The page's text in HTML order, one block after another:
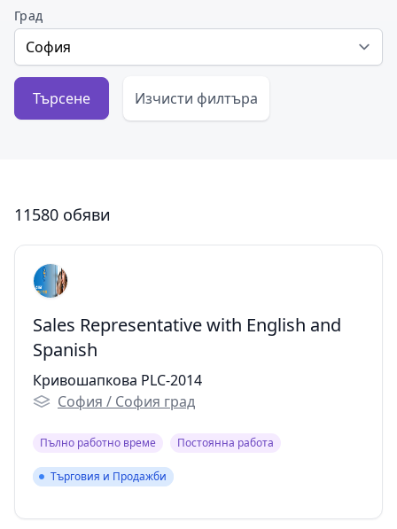
Град
Търсене Изчисти филтъра
11580 обяви
Sales Representative with English and
Spanish
Кривошапкова PLC-2014
София / София град
Пълно работно време Постоянна работа
Търговия и Продажби
Търговия и Продажби